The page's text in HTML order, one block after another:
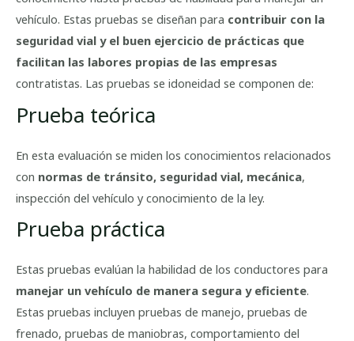
vehículo. Estas pruebas se diseñan para contribuir con la
seguridad vial y el buen ejercicio de prácticas que
facilitan las labores propias de las empresas
contratistas. Las pruebas se idoneidad se componen de:
Prueba teórica
En esta evaluación se miden los conocimientos relacionados
con normas de tránsito, seguridad vial, mecánica,
inspección del vehículo y conocimiento de la ley.
Prueba práctica
Estas pruebas evalúan la habilidad de los conductores para
manejar un vehículo de manera segura y eficiente.
Estas pruebas incluyen pruebas de manejo, pruebas de
frenado, pruebas de maniobras, comportamiento del